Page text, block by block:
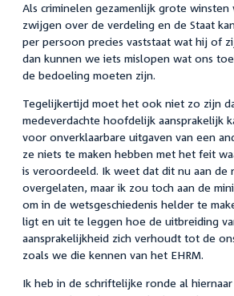
Als criminelen gezamenlijk grote winsten
zwijgen over de verdeling en de Staat
per persoon precies vaststaat wat hij of
dan kunnen we iets mislopen wat ons
de bedoeling moeten zijn.
Tegelijkertijd moet het ook niet zo zijn
medeverdachte hoofdelijk aansprakelijk
voor onverklaarbare uitgaven van een
ze niets te maken hebben met het feit
is veroordeeld. Ik weet dat dit nu aan de
overgelaten, maar ik zou toch aan de
om in de wetsgeschiedenis helder te
ligt en uit te leggen hoe de uitbreiding
aansprakelijkheid zich verhoudt tot de
zoals we die kennen van het EHRM.
Ik heb in de schriftelijke ronde al